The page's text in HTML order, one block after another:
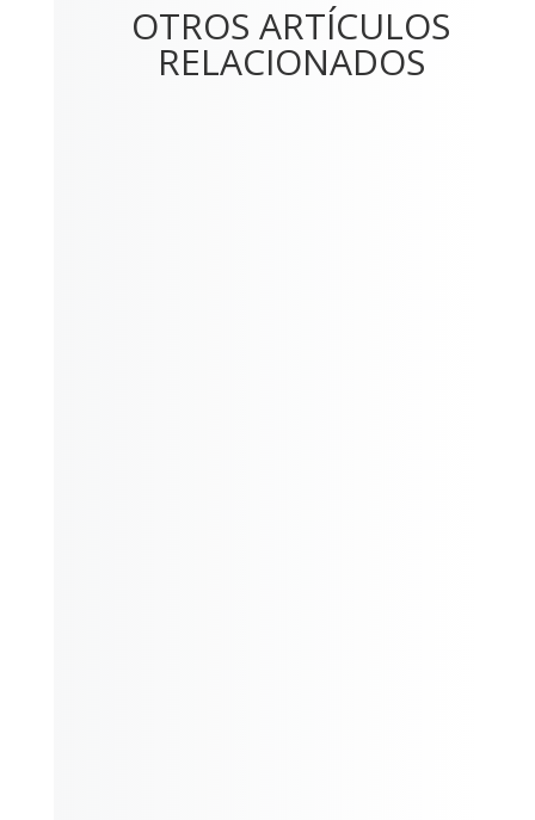
OTROS ARTÍCULOS
RELACIONADOS